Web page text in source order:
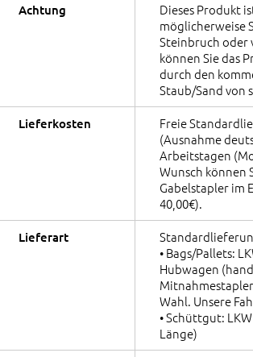
Achtung
Dieses Produkt
möglicherweise
Steinbruch oder
können Sie das
durch den
Staub/Sand von
Lieferkosten
Freie
(Ausnahme
Arbeitstagen
Wunsch können
Gabelstapler im
40,00€).
Lieferart
• Bags/Pallets:
Hubwagen
Wahl. Unsere
• Schüttgut:
Länge)